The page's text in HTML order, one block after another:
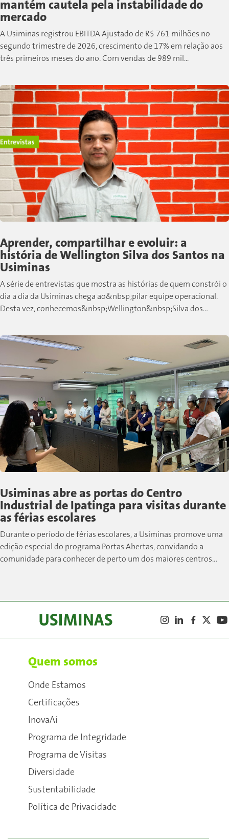
mantém cautela pela instabilidade do
mercado
A Usiminas registrou EBITDA Ajustado de R$ 761 milhões no
segundo trimestre de 2026, crescimento de 17% em relação aos
três primeiros meses do ano. Com vendas de 989 mil...
Aprender, compartilhar e evoluir: a
história de Wellington Silva dos Santos na
Usiminas
A série de entrevistas que mostra as histórias de quem constrói o
dia a dia da Usiminas chega ao&nbsp;pilar equipe operacional.
Desta vez, conhecemos&nbsp;Wellington&nbsp;Silva dos
Usiminas abre as portas do Centro
Industrial de Ipatinga para visitas durante
as férias escolares
Durante o período de férias escolares, a Usiminas promove uma
edição especial do programa Portas Abertas, convidando a
comunidade para conhecer de perto um dos maiores centros
Quem somos
Onde Estamos
Certificações
InovaAí
Programa de Integridade
Programa de Visitas
Diversidade
Sustentabilidade
Política de Privacidade